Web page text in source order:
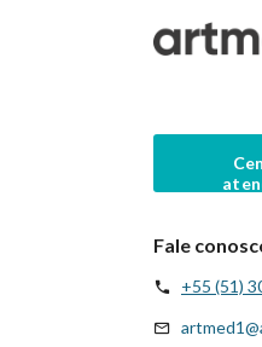
Fale
+55 (51)